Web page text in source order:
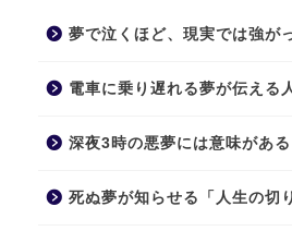
夢で泣くほど、現実では強が
電車に乗り遅れる夢が伝える
深夜3時の悪夢には意味がある
死ぬ夢が知らせる「人生の切